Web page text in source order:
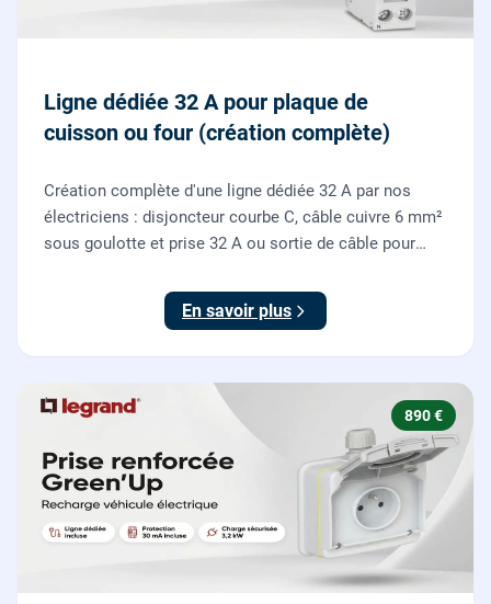
Ligne dédiée 32 A pour plaque de
cuisson ou four (création complète)
Création complète d'une ligne dédiée 32 A par nos
électriciens : disjoncteur courbe C, câble cuivre 6 mm²
sous goulotte et prise 32 A ou sortie de câble pour
En savoir plus
890 €